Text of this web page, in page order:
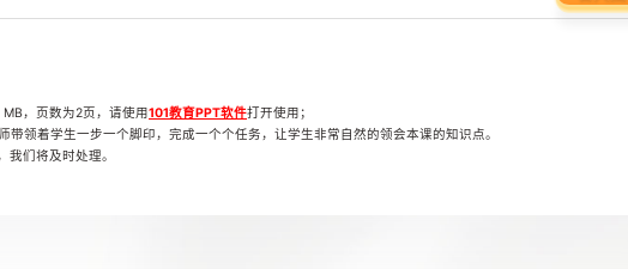
，页数为2页，请使用101教育PPT软件打开使用；
领着学生一步一个脚印，完成一个个任务，让学生非常自然的领会本课的知识点。
们将及时处理。